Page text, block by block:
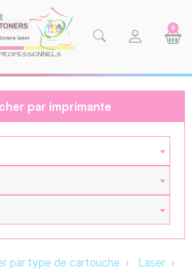
0
par imprimante
par type de cartouche Laser